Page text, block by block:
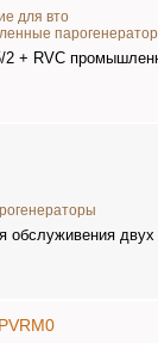
для вто
2 + RVC
обслуживения